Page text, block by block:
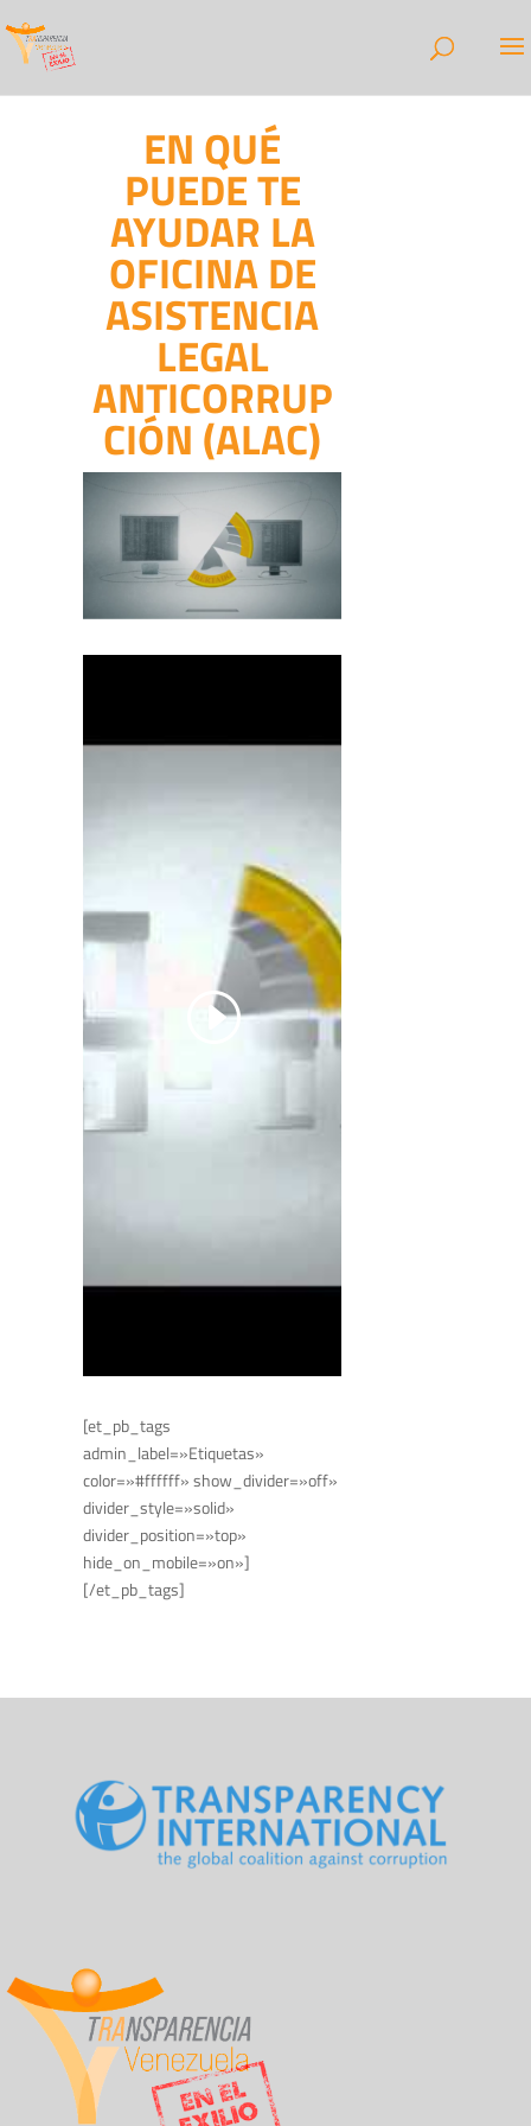
EN QUÉ
PUEDE TE
AYUDAR LA
OFICINA DE
ASISTENCIA
LEGAL
ANTICORRUP
CIÓN (ALAC)
[et_pb_tags
admin_label=»Etiquetas»
color=»#ffffff» show_divider=»off»
divider_style=»solid»
divider_position=»top»
hide_on_mobile=»on»]
[/et_pb_tags]